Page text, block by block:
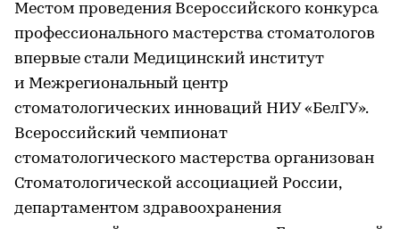
Местом проведения Всероссийского конкурса
профессионального мастерства стоматологов
впервые стали Медицинский институт
и Межрегиональный центр
стоматологических инноваций НИУ «БелГУ».
Всероссийский чемпионат
стоматологического мастерства организован
Стоматологической ассоциацией России,
департаментом здравоохранения